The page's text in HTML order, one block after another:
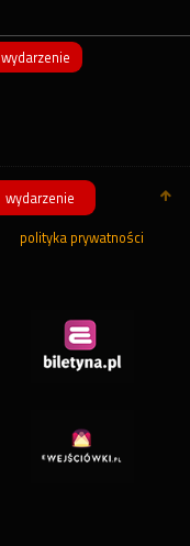
wydarzenie
wydarzenie
polityka prywatności